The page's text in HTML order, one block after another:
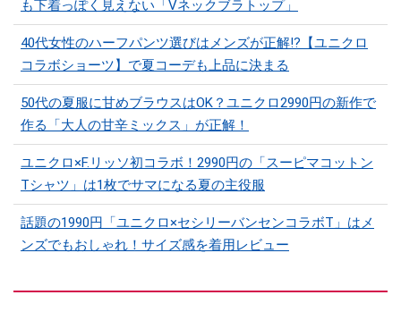
も下着っぽく見えない「Vネックブラトップ」
40代女性のハーフパンツ選びはメンズが正解!?【ユニクロ
コラボショーツ】で夏コーデも上品に決まる
50代の夏服に甘めブラウスはOK？ユニクロ2990円の新作で
作る「大人の甘辛ミックス」が正解！
ユニクロ×F.リッソ初コラボ！2990円の「スーピマコットン
Tシャツ」は1枚でサマになる夏の主役服
話題の1990円「ユニクロ×セシリーバンセンコラボT」はメ
ンズでもおしゃれ！サイズ感を着用レビュー